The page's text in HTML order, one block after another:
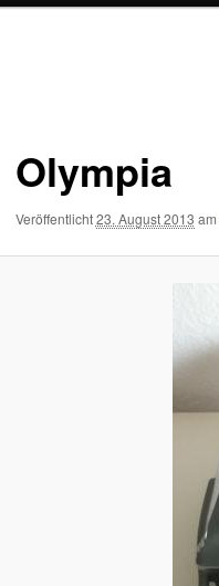
Olympia
Veröffentlicht23. August 2013 am